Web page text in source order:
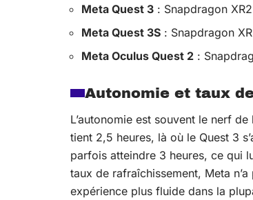
Meta Quest 3 : Snapdragon
Meta Quest 3S : Snapdragon
Meta Oculus Quest 2 :
Autonomie et taux
L’autonomie est souvent le nerf
tient 2,5 heures, là où le Quest 3
parfois atteindre 3 heures, ce qui
taux de rafraîchissement, Meta
expérience plus fluide dans la